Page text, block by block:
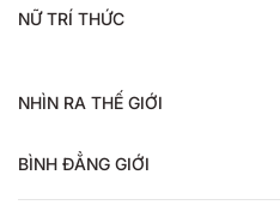
NỮ TRÍ THỨC
NHÌN RA THẾ GIỚI
BÌNH ĐẲNG GIỚI